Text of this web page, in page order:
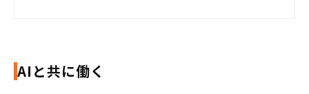
AIと共に働く